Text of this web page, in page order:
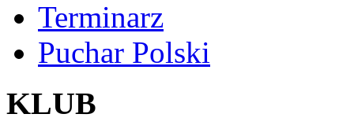
Terminarz
Puchar Polski
KLUB